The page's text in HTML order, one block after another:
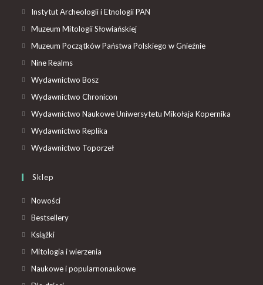
Instytut Archeologii i Etnologii PAN
Muzeum Mitologii Słowiańskiej
Muzeum Początków Państwa Polskiego w Gnieźnie
Nine Realms
Wydawnictwo Bosz
Wydawnictwo Chronicon
Wydawnictwo Naukowe Uniwersytetu Mikołaja Kopernika
Wydawnictwo Replika
Wydawnictwo Toporzeł
Sklep
Nowości
Bestsellery
Książki
Mitologia i wierzenia
Naukowe i popularnonaukowe